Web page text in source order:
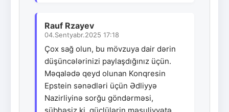
Rauf Rzayev
04.Sentyabr.2025 17:18
Çox sağ olun, bu mövzuya dair dərin
düşüncələrinizi paylaşdığınız üçün.
Məqalədə qeyd olunan Konqresin
Epstein sənədləri üçün Ədliyyə
Nazirliyinə sorğu göndərməsi,